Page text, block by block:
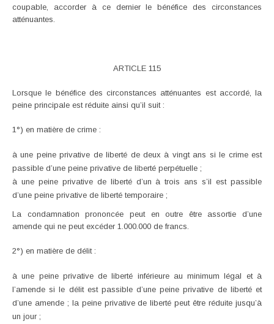
coupable, accorder à ce dernier le bénéfice des circonstances
atténuantes.
ARTICLE 115
Lorsque le bénéfice des circonstances atténuantes est accordé, la
peine principale est réduite ainsi qu’il suit :
1°) en matière de crime :
à une peine privative de liberté de deux à vingt ans si le crime est
passible d’une peine privative de liberté perpétuelle ;
à une peine privative de liberté d’un à trois ans s’il est passible
d’une peine privative de liberté temporaire ;
La condamnation prononcée peut en outre être assortie d’une
amende qui ne peut excéder 1.000.000 de francs.
2°) en matière de délit :
à une peine privative de liberté inférieure au minimum légal et à
l’amende si le délit est passible d’une peine privative de liberté et
d’une amende ; la peine privative de liberté peut être réduite jusqu’à
un jour ;